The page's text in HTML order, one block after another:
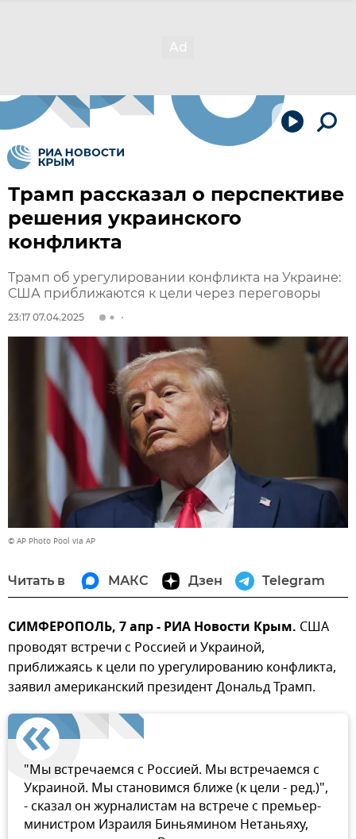
Трамп рассказал о перспективе
решения украинского
конфликта
Трамп об урегулировании конфликта на Украине:
США приближаются к цели через переговоры
23:17 07.04.2025
© AP Photo Pool via AP
Читать в МАКС Дзен Telegram
СИМФЕРОПОЛЬ, 7 апр - РИА Новости Крым. США
проводят встречи с Россией и Украиной,
приближаясь к цели по урегулированию конфликта,
заявил американский президент Дональд Трамп.
"Мы встречаемся с Россией. Мы встречаемся с
Украиной. Мы становимся ближе (к цели - ред.)",
- сказал он журналистам на встрече с премьер-
министром Израиля Биньямином Нетаньяху,